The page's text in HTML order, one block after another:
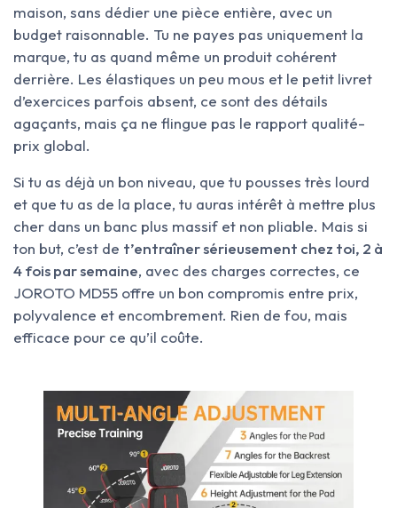
maison, sans dédier une pièce entière, avec un
budget raisonnable. Tu ne payes pas uniquement la
marque, tu as quand même un produit cohérent
derrière. Les élastiques un peu mous et le petit livret
d’exercices parfois absent, ce sont des détails
agaçants, mais ça ne flingue pas le rapport qualité-
prix global.
Si tu as déjà un bon niveau, que tu pousses très lourd
et que tu as de la place, tu auras intérêt à mettre plus
cher dans un banc plus massif et non pliable. Mais si
ton but, c’est de t’entraîner sérieusement chez toi, 2 à
4 fois par semaine, avec des charges correctes, ce
JOROTO MD55 offre un bon compromis entre prix,
polyvalence et encombrement. Rien de fou, mais
efficace pour ce qu’il coûte.